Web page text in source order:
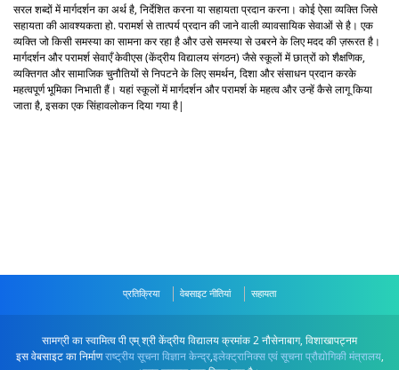
सरल शब्दों में मार्गदर्शन का अर्थ है, निर्देशित करना या सहायता प्रदान करना। कोई ऐसा व्यक्ति जिसे
सहायता की आवश्यकता हो. परामर्श से तात्पर्य प्रदान की जाने वाली व्यावसायिक सेवाओं से है। एक
व्यक्ति जो किसी समस्या का सामना कर रहा है और उसे समस्या से उबरने के लिए मदद की ज़रूरत है।
मार्गदर्शन और परामर्श सेवाएँ केवीएस (केंद्रीय विद्यालय संगठन) जैसे स्कूलों में छात्रों को शैक्षणिक,
व्यक्तिगत और सामाजिक चुनौतियों से निपटने के लिए समर्थन, दिशा और संसाधन प्रदान करके
महत्वपूर्ण भूमिका निभाती हैं। यहां स्कूलों में मार्गदर्शन और परामर्श के महत्व और उन्हें कैसे लागू किया
जाता है, इसका एक सिंहावलोकन दिया गया है|
प्रतिक्रिया वेबसाइट नीतियां सहायता
सामग्री का स्वामित्व पी एम् श्री केंद्रीय विद्यालय क्रमांक 2 नौसेनाबाग, विशाखापट्नम
इस वेबसाइट का निर्माणराष्ट्रीय सूचना विज्ञान केन्द्र,इलेक्ट्रानिक्स एवं सूचना प्रौद्योगिकी मंत्रालय,